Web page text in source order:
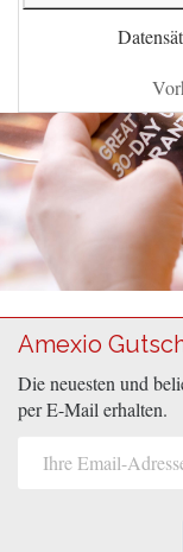
Amexio
Die neuesten und
per E-Mail erhalten.